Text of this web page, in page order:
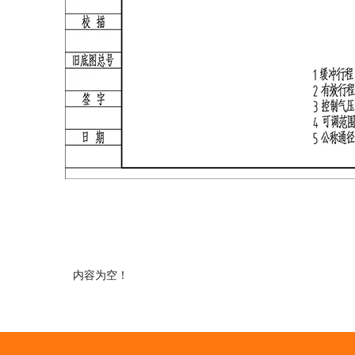
内容为空！